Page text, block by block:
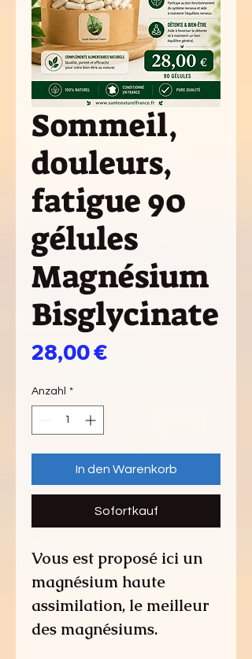
Sommeil,
douleurs,
fatigue 90
gélules
Magnésium
Bisglycinate
28,00 €Preis
Anzahl *
In den Warenkorb
Sofortkauf
Vous est proposé ici un
magnésium haute
assimilation, le meilleur
des magnésiums.